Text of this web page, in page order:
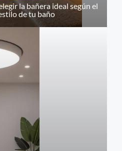
la bañera ideal según el
de tu baño